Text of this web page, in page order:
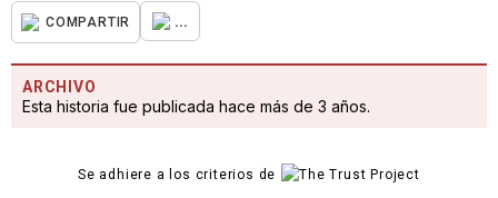
COMPARTIR ...
ARCHIVO
Esta historia fue publicada hace más de 3 años.
Se adhiere a los criterios de